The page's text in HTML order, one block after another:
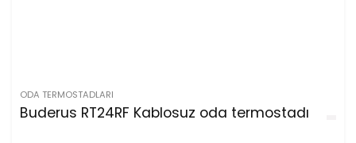
ODA TERMOSTADLARI
Buderus RT24RF Kablosuz oda termostadı